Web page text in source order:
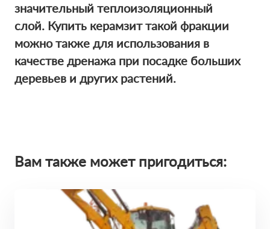
значительный теплоизоляционный
слой. Купить керамзиттакой фракции
можно также для использования в
качестве дренажа при посадке больших
деревьев и других растений.
Вам также может пригодиться: